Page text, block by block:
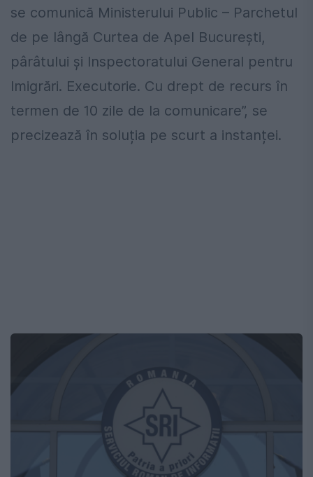
se comunică Ministerului Public – Parchetul
de pe lângă Curtea de Apel Bucureşti,
pârâtului şi Inspectoratului General pentru
Imigrări. Executorie. Cu drept de recurs în
termen de 10 zile de la comunicare”, se
precizează în soluția pe scurt a instanței.